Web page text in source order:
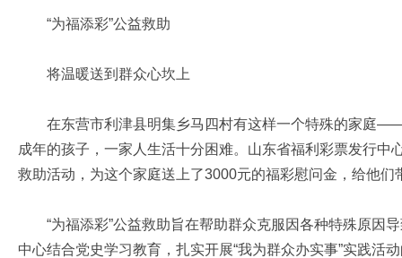
“为福添彩”公益救助
将温暖送到群众心坎上
在东营市利津县明集乡马四村有这样一个特殊的家庭——
成年的孩子，一家人生活十分困难。山东省福利彩票发行中
救助活动，为这个家庭送上了3000元的福彩慰问金，给他们
“为福添彩”公益救助旨在帮助群众克服因各种特殊原因
中心结合党史学习教育，扎实开展“我为群众办实事”实践活